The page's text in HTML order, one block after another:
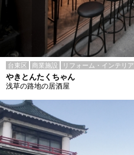
台東区 商業施設 リフォーム・インテリア
やきとんたくちゃん
浅草の路地の居酒屋